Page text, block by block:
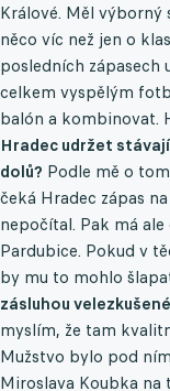
Králové. Měl
něco víc než jen o
posledních zápasech
celkem vyspělým
balón a kombinovat.
Hradec udržet
dolů? Podle mě o
čeká Hradec zápas
nepočítal. Pak má ale
Pardubice. Pokud v
by mu to mohlo
zásluhou
myslím, že tam
Mužstvo bylo pod
Miroslava Koubka na